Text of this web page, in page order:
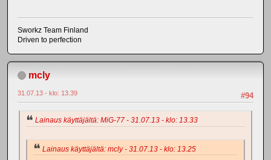
Sworkz Team Finland
Driven to perfection
mcly
#94
31.07.13 - klo: 13.39
Lainaus käyttäjältä: MiG-77 - 31.07.13 - klo: 13.33
Lainaus käyttäjältä: mcly - 31.07.13 - klo: 13.25